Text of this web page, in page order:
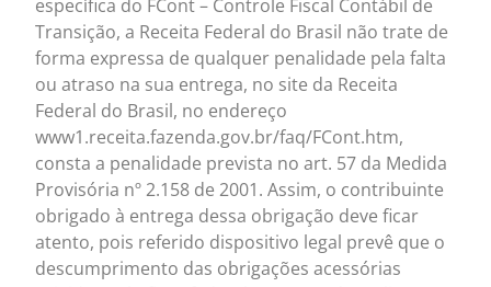
específica do FCont – Controle Fiscal Contábil de
Transição, a Receita Federal do Brasil não trate de
forma expressa de qualquer penalidade pela falta
ou atraso na sua entrega, no site da Receita
Federal do Brasil, no endereço
www1.receita.fazenda.gov.br/faq/FCont.htm,
consta a penalidade prevista no art. 57 da Medida
Provisória nº 2.158 de 2001. Assim, o contribuinte
obrigado à entrega dessa obrigação deve ficar
atento, pois referido dispositivo legal prevê que o
descumprimento das obrigações acessórias